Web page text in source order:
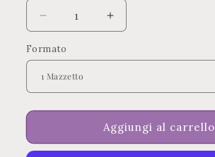
Diminuisci
quantità
per
Biologica
Italiana:
L&#39;Erba
Strega
Aumenta
quantità
Italiana:
L&#39;Erba
della
Strega
Formato
Aggiungi al carrello